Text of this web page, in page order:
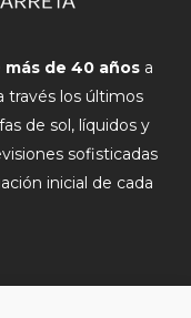
más de 40 años a
través los últimos
de sol, líquidos y
sofisticadas
inicial de cada